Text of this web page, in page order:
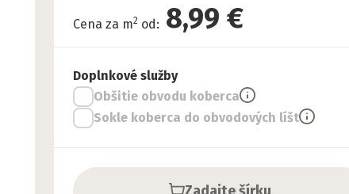
Cena za m2 od: 8,99 €
Doplnkové služby
Obšitie obvodu koberca
Sokle koberca do obvodových líšt